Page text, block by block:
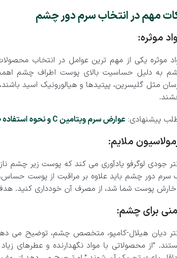
مهم در انتخاب سرم دور چشم
موثره:
موثره یکی از مهم ترین عوامل در انتخاب
به دلیل حساسیت بالای پوست اطراف چشم
مثل گلیسرین، پپتیدها و هیالورونیک اسید
پیشنهادی: عوارض سرم ویتامین C و نحوه استفاده صحیح از آن
ملایم:
جودی لوگرفو یادآوری می کند که پوست زیر چشم
سرم دور چشم باید علاوه بر مراقبت از پوست
خارش پوست شما شد، از مصرف آن خودداری کنید.
برای چشم:
دیان هیلال-کامپو، متخصص چشم، توضیح می
“از محصولاتی با مواد نگهدارنده و عطرهای